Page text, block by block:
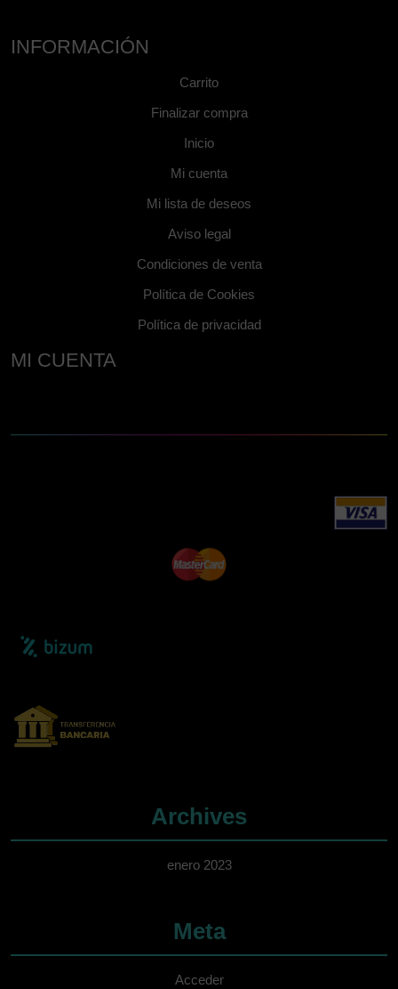
INFORMACIÓN
Carrito
Finalizar compra
Inicio
Mi cuenta
Mi lista de deseos
Aviso legal
Condiciones de venta
Política de Cookies
Política de privacidad
MI CUENTA
Archives
enero 2023
Meta
Acceder